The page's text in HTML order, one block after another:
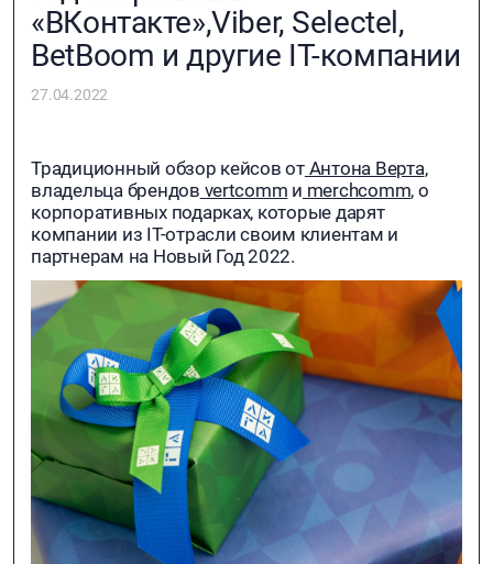
«ВКонтакте»,Viber, Selectel,
BetBoom и другие IT-компании
27.04.2022
Традиционный обзор кейсов отАнтона Верта,
владельца брендов vertcomm и merchcomm, о
корпоративных подарках, которые дарят
компании из IT-отрасли своим клиентам и
партнерам на Новый Год 2022.